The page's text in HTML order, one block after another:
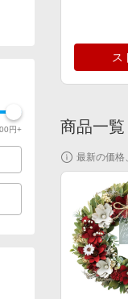
円+
ス
商品一覧
最新の価格